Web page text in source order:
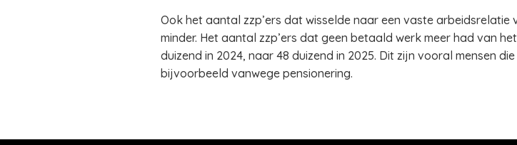
Ook het aantal zzp’ers dat wisselde naar een vaste arbeidsrelatie
minder. Het aantal zzp’ers dat geen betaald werk meer had van
duizend in 2024, naar 48 duizend in 2025. Dit zijn vooral mensen
bijvoorbeeld vanwege pensionering.